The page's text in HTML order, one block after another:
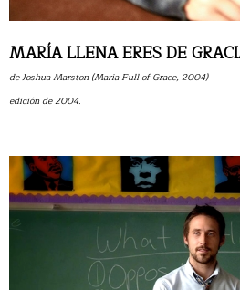
MARÍA LLENA ERES DE
de Joshua Marston (Maria Full of Grace, 2004)
edición de 2004.